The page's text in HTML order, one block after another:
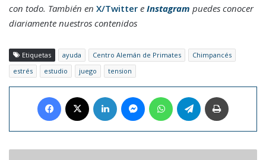
con todo. También en X/Twitter e Instagram puedes conocer
diariamente nuestros contenidos
Etiquetas ayuda Centro Alemán de Primates
Chimpancés
estrés
estudio juego tension
Facebook LinkedIn MessengerWhatsAppTelegram